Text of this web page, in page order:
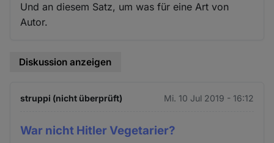
Und an diesem Satz, um was für eine Art von
Autor.
Diskussion anzeigen
struppi (nicht überprüft) Mi. 10 Jul 2019 - 16:12
War nicht Hitler Vegetarier?